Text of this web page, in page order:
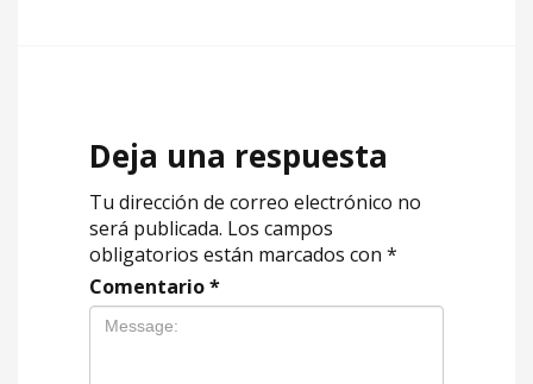
Deja una respuesta
Tu dirección de correo electrónico no
será publicada. Los campos
obligatorios están marcados con *
Comentario*